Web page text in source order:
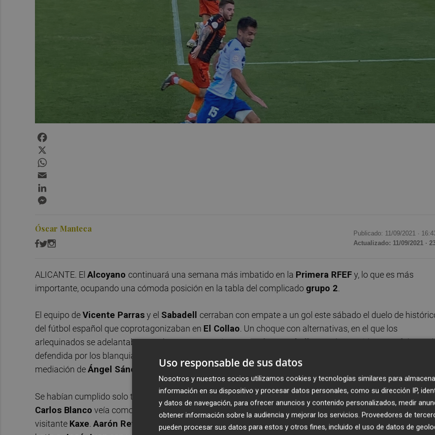
Óscar Manteca Publicado: 11/09/2021 ·
Actualizado: 11/09/2021 ·
ALICANTE. El Alcoyano continuará una semana más imbatido en la Primera RFEFy, lo que es más
importante, ocupando una cómoda posición en la tabla del complicado grupo 2.
El equipo deVicente Parrasy el Sabadell cerraban con empate a un gol este sábado el duelo de
del fútbol español que coprotagonizaban en El Collao. Un choque con alternativas, en el que los
arlequinados se adelantaban en el arranque, gracias a queDiego Caballosacaba partido a una falta mal
defendida por los blanquiazules, pero estos lograban restablecer el empate en la segunda mitad, por
mediación deÁngel Sánchez , que convertía en gol un soberbio centro de
Se habían cumplido solo tres minutos de juego cuando en la disputa por un balón largo en los tres
Carlos Blanco veía como el árbitro albaceteñoCollado López
le señalaba una rigurosa falta sobre el
visitante Kaxe. Aarón Rey la botaba en corto y Diego Caballo, ante la tibia oposición de la zaga
Uso responsable de sus datos
Nosotros y nuestros socios utilizamos cookies y tecnologías similares para
información en su dispositivo y procesar datos personales, como su dirección IP,
y datos de navegación, para ofrecer anuncios y contenido personalizados, medir
obtener información sobre la audiencia y mejorar los servicios. Proveedores de
pueden procesar sus datos para estos y otros fines, incluido el uso de datos de